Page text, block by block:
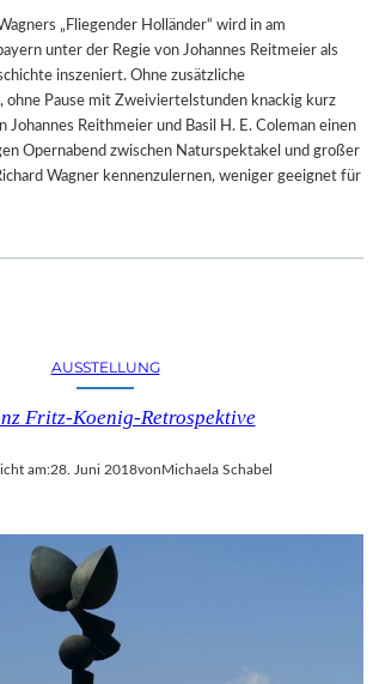
„Fliegender Holländer“ wird in am
unter der Regie von Johannes Reitmeier als
inszeniert. Ohne zusätzliche
ohne Pause mit Zweiviertelstunden knackig kurz
Johannes Reithmeier und Basil H. E. Coleman einen
Opernabend zwischen Naturspektakel und großer
Wagner kennenzulernen, weniger geeignet für
AUSSTELLUNG
Fritz-Koenig-Retrospektive
am:28. Juni 2018von Michaela Schabel